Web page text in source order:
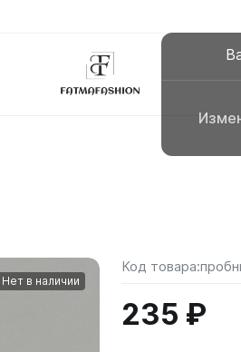
Платья для
Нет в наличии
Код товара:
235 ₽